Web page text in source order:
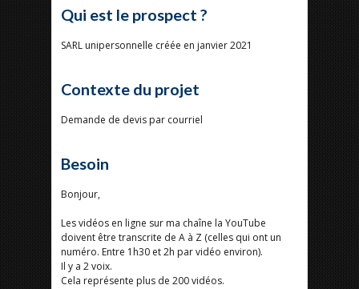
Qui est le prospect ?
SARL unipersonnelle créée en janvier 2021
Contexte du projet
Demande de devis par courriel
Besoin
Bonjour,
Les vidéos en ligne sur ma chaîne la YouTube
doivent être transcrite de A à Z (celles qui ont un
numéro. Entre 1h30 et 2h par vidéo environ).
Il y a 2 voix.
Cela représente plus de 200 vidéos.